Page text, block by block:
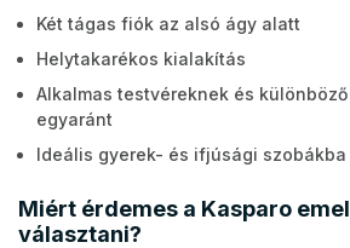
Két tágas fiók az alsó ágy alatt
Helytakarékos kialakítás
Alkalmas testvéreknek és
egyaránt
Ideális gyerek- és ifjúsági szobákba
Miért érdemes a Kasparo
választani?